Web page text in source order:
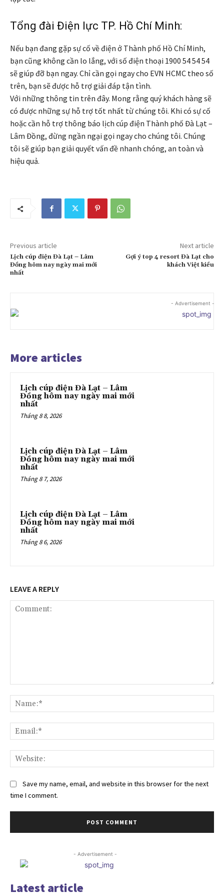
Tổng đài Điện lực TP. Hồ Chí Minh:
Nếu bạn đang gặp sự cố về điện ở Thành phố Hồ Chí Minh,
bạn cũng không cần lo lắng, với số điện thoại 1900 54 54 54
sẽ giúp đỡ bạn ngay. Chỉ cần gọi ngay cho EVN HCMC theo số
trên, bạn sẽ được hỗ trợ giải đáp tận tình.
Với những thông tin trên đây. Mong rằng quý khách hàng sẽ
có được những sự hỗ trợ tốt nhất từ chúng tôi. Khi có sự cố
hoặc cần hỗ trợ thông báo lịch cúp điện Thành phố Đà Lạt –
Lâm Đồng, đừng ngần ngại gọi ngay cho chúng tôi. Chúng
tôi sẽ giúp bạn giải quyết vấn đề nhanh chóng, an toàn và
hiệu quả.
Previous article
Lịch cúp điện Đà Lạt – Lâm
Đồng hôm nay ngày mai mới
nhất
Next article
Gợi ý top 4 resort Đà Lạt cho
khách Việt kiều
- Advertisement -
More articles
Lịch cúp điện Đà Lạt – Lâm
Đồng hôm nay ngày mai mới
nhất
Tháng 8 8, 2026
Lịch cúp điện Đà Lạt – Lâm
Đồng hôm nay ngày mai mới
nhất
Tháng 8 7, 2026
Lịch cúp điện Đà Lạt – Lâm
Đồng hôm nay ngày mai mới
nhất
Tháng 8 6, 2026
LEAVE A REPLY
Save my name, email, and website in this browser for the next
time I comment.
- Advertisement -
Latest article